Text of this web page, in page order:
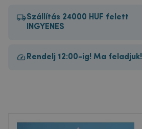
Szállítás 24000 HUF felett
INGYENES
Rendelj 12:00-ig! Ma feladjuk!